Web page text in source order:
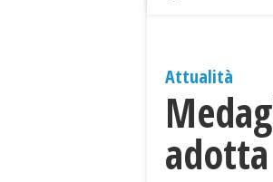
Attualità